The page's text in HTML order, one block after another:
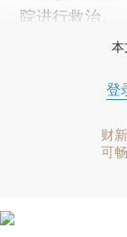
院进行救治。
本
登
财
可